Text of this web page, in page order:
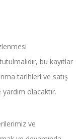
bu kayıtlar
tarihleri ve satış
olacaktır.
ve